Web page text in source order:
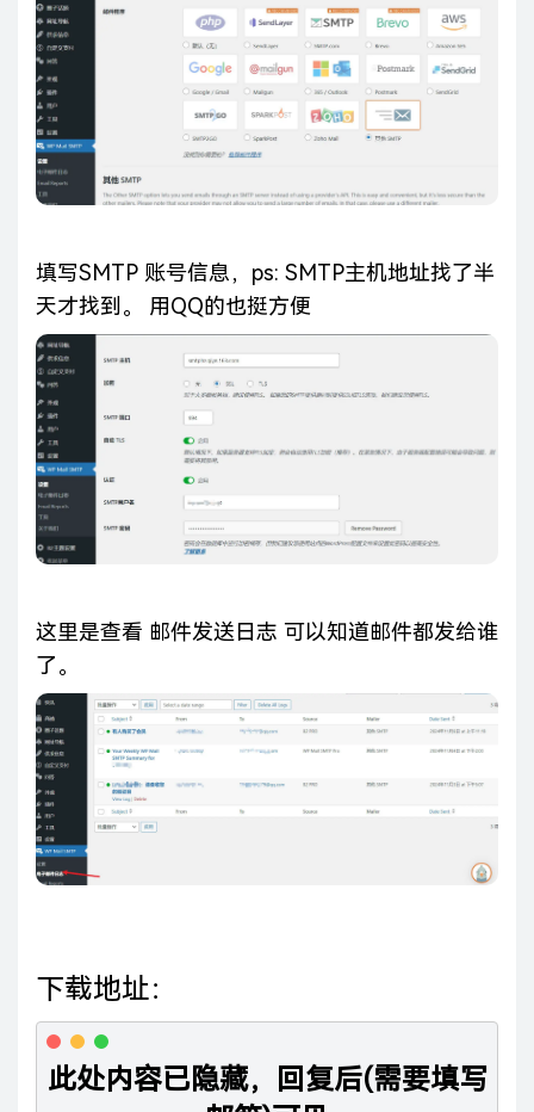
填写SMTP 账号信息，ps: SMTP主机地址找了半
天才找到。 用QQ的也挺方便
这里是查看 邮件发送日志 可以知道邮件都发给谁
了。
下载地址：
此处内容已隐藏，
回复后(需要填写